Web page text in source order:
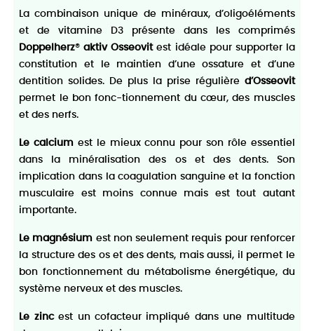
La combinaison unique de minéraux, d’oligoéléments
et de vitamine D3 présente dans les comprimés
Doppelherz® aktiv Osseovitest idéale pour supporter la
constitution et le maintien d’une ossature et d’une
dentition solides. De plus la prise régulière d’Osseovit
permet le bon fonc-tionnement du cœur, des muscles
et des nerfs.
Le calcium est le mieux connu pour son rôle essentiel
dans la minéralisation des os et des dents. Son
implication dans la coagulation sanguine et la fonction
musculaire est moins connue mais est tout autant
importante.
Le magnésium est non seulement requis pour renforcer
la structure des os et des dents, mais aussi, il permet le
bon fonctionnement du métabolisme énergétique, du
système nerveux et des muscles.
Le zincest un cofacteur impliqué dans une multitude